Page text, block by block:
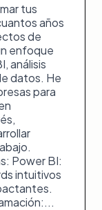
tus
años
de
enfoque
análisis
datos. He
para
Power BI:
intuitivos